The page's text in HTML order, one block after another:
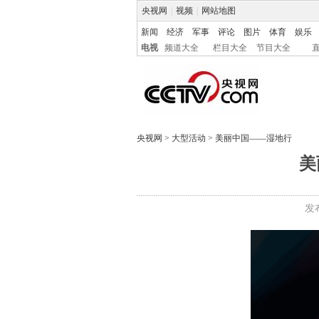
央视网 视频 网站地图
新闻 经济 军事 评论 图片 体育
娱乐
电视
频道大全 栏目大全 节目大全
央视网 > 大型活动 > 美丽中国——湿地行
发